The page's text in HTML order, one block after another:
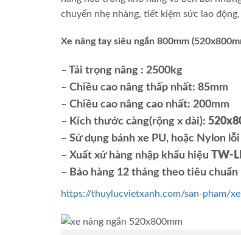
chuyển nhẹ nhàng, tiết kiệm sức lao
Xe nâng tay siêu ngắn 800mm
– Tải trọng nâng : 2500kg
– Chiều cao nâng thấp nhất: 85mm
– Chiều cao nâng cao nhất: 200mm
– Kích thước càng(rộng x dài):
– Sử dụng bánh xe PU, hoặc Nylon
– Xuất xứ hàng nhập khẩu hiệu TW-
– Bảo hàng 12 tháng theo tiêu chuẩn
https://thuylucvietxanh.com/san-pham/